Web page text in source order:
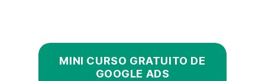
MINI CURSO GRATUITO DE
GOOGLE ADS